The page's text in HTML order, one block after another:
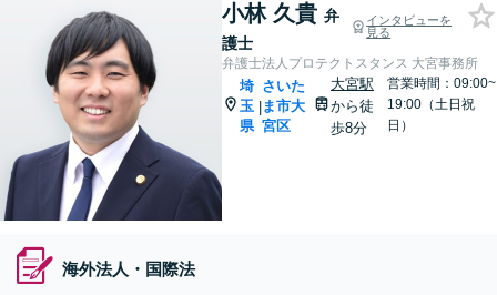
小林 久貴 弁
護士
インタビューを
見る
弁護士法人プロテクトスタンス 大宮事務所
埼
玉
県
|
さいた
ま市大
宮区
大宮駅
から徒
歩8分
営業時間：09:00~
19:00（土日祝
日）
海外法人・国際法